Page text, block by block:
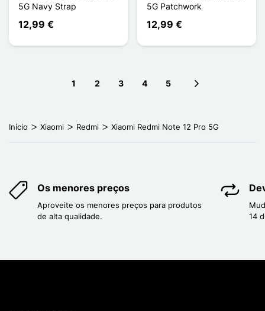
5G Navy Strap
12,99 €
5G Patchwork
12,99 €
1 2 3 4 5
Início Xiaomi Redmi Xiaomi Redmi Note 12 Pro 5G
Os menores preços
Aproveite os menores preços para produtos
de alta qualidade.
14